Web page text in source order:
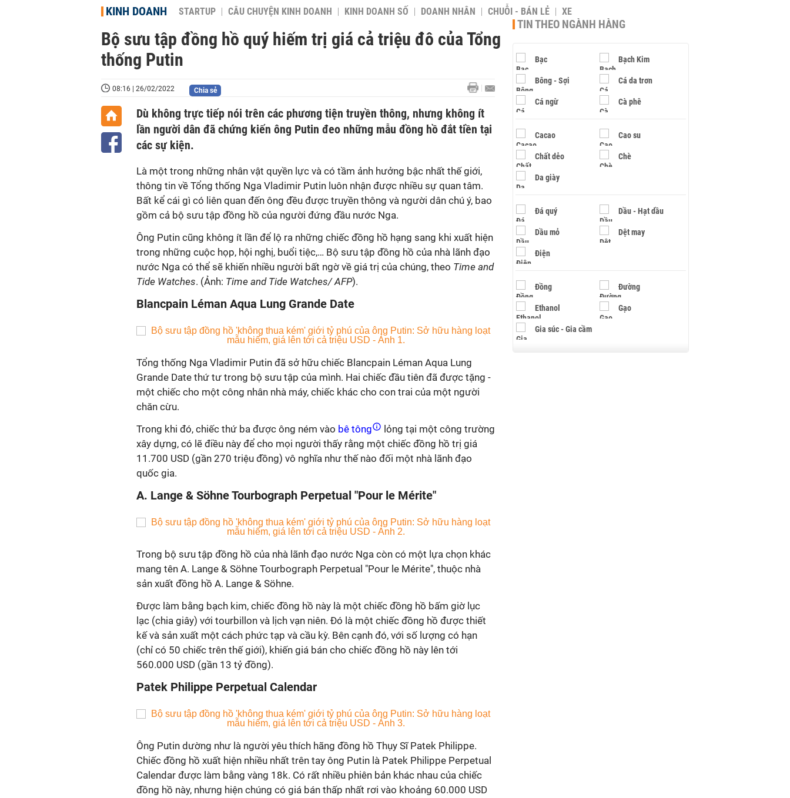
KINH DOANH STARTUP CÂU CHUYỆN KINH DOANH KINH DOANH SỐ DOANH NHÂN CHUỖI - BÁN LẺ XE
Bộ sưu tập đồng hồ quý hiếm trị giá cả triệu đô của Tổng
thống Putin
08:16 | 26/02/2022 Chia sẻ
Dù không trực tiếp nói trên các phương tiện truyền thông, nhưng không ít
lần người dân đã chứng kiến ông Putin đeo những mẫu đồng hồ đắt tiền tại
các sự kiện.
Là một trong những nhân vật quyền lực và có tầm ảnh hưởng bậc nhất thế giới,
thông tin về Tổng thống Nga Vladimir Putin luôn nhận được nhiều sự quan tâm.
Bất kể cái gì có liên quan đến ông đều được truyền thông và người dân chú ý, bao
gồm cả bộ sưu tập đồng hồ của người đứng đầu nước Nga.
Ông Putin cũng không ít lần để lộ ra những chiếc đồng hồ hạng sang khi xuất hiện
trong những cuộc họp, hội nghị, buổi tiệc,… Bộ sưu tập đồng hồ của nhà lãnh đạo
nước Nga có thể sẽ khiến nhiều người bất ngờ về giá trị của chúng, theo Time and
Tide Watches. (Ảnh: Time and Tide Watches/ AFP).
Blancpain Léman Aqua Lung Grande Date
Tổng thống Nga Vladimir Putin đã sở hữu chiếc Blancpain Léman Aqua Lung
Grande Date thứ tư trong bộ sưu tập của mình. Hai chiếc đầu tiên đã được tặng -
một chiếc cho một công nhân nhà máy, chiếc khác cho con trai của một người
chăn cừu.
Trong khi đó, chiếc thứ ba được ông ném vào bê tông
lỏng tại một công trường
xây dựng, có lẽ điều này để cho mọi người thấy rằng một chiếc đồng hồ trị giá
11.700 USD (gần 270 triệu đồng) vô nghĩa như thế nào đối một nhà lãnh đạo
quốc gia.
A. Lange & Söhne Tourbograph Perpetual "Pour le Mérite"
Trong bộ sưu tập đồng hồ của nhà lãnh đạo nước Nga còn có một lựa chọn khác
mang tên A. Lange & Söhne Tourbograph Perpetual "Pour le Mérite", thuộc nhà
sản xuất đồng hồ A. Lange & Söhne.
Được làm bằng bạch kim, chiếc đồng hồ này là một chiếc đồng hồ bấm giờ lục
lạc (chia giây) với tourbillon và lịch vạn niên. Đó là một chiếc đồng hồ được thiết
kế và sản xuất một cách phức tạp và cầu kỳ. Bên cạnh đó, với số lượng có hạn
(chỉ có 50 chiếc trên thế giới), khiến giá bán cho chiếc đồng hồ này lên tới
560.000 USD (gần 13 tỷ đồng).
Patek Philippe Perpetual Calendar
Ông Putin dường như là người yêu thích hãng đồng hồ Thụy Sĩ Patek Philippe.
Chiếc đồng hồ xuất hiện nhiều nhất trên tay ông Putin là Patek Philippe Perpetual
Calendar được làm bằng vàng 18k. Có rất nhiều phiên bản khác nhau của chiếc
đồng hồ này, nhưng hiện chúng có giá bán thấp nhất rơi vào khoảng 60.000 USD
TIN THEO NGÀNH HÀNG
Bạc Bạch Kim
Bông - Sợi Cá da trơn
Cá ngừ Cà phê
Cacao Cao su
Chất dẻo Chè
Da giày
Đá quý Dầu - Hạt dầu
Dầu mỏ Dệt may
Điện
Đồng Đường
Ethanol Gạo
Gia súc - Gia cầm